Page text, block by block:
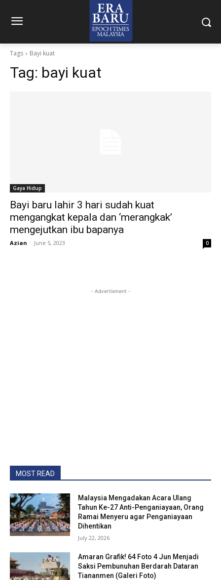
Tags Bayi kuat
Tag: bayi kuat
Gaya Hidup
Bayi baru lahir 3 hari sudah kuat
mengangkat kepala dan ‘merangkak’
mengejutkan ibu bapanya
Azian - June 5, 2023 0
- Advertisment -
MOST READ
Malaysia Mengadakan Acara Ulang
Tahun Ke-27 Anti-Penganiayaan, Orang
Ramai Menyeru agar Penganiayaan
Dihentikan
July 22, 2026
Amaran Grafik! 64 Foto 4 Jun Menjadi
Saksi Pembunuhan Berdarah Dataran
Tiananmen (Galeri Foto)